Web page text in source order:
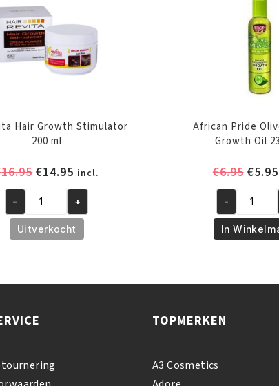
Hair Growth Stimulator
200 ml
16.95Oorspronkelijke
was:
€16.95.
€14.95 Huidige
prijs
is:
€14.95.
incl.
A3
Revita
Hair
aantal
- +
Uitverkocht
African Pride
Growth Oil
€6.95
was:
€5.95
African
Pride
Olive
ml
aantal
-
In
TOPMERKEN
A3 Cosmetics